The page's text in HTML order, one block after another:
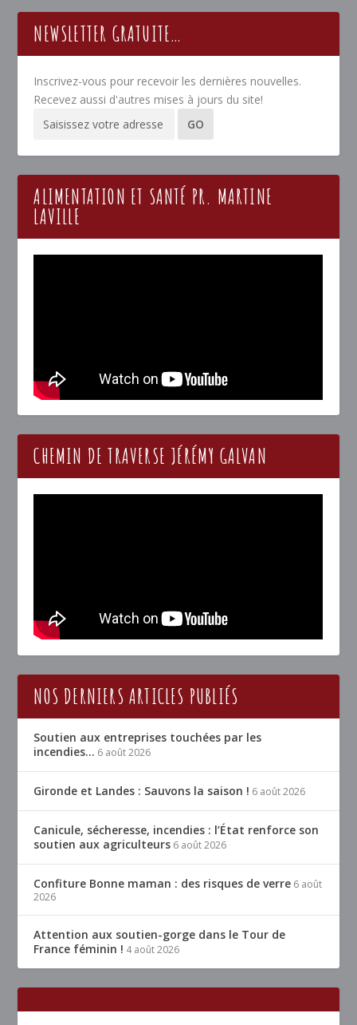
NEWSLETTER GRATUITE…
Inscrivez-vous pour recevoir les dernières nouvelles.
Recevez aussi d'autres mises à jours du site!
ALIMENTATION ET SANTÉ PR. MARTINE
LAVILLE
CHEMIN DE TRAVERSE JÉRÉMY GALVAN
NOS DERNIERS ARTICLES PUBLIÉS
Soutien aux entreprises touchées par les
incendies… 6 août 2026
Gironde et Landes : Sauvons la saison ! 6 août 2026
Canicule, sécheresse, incendies : l’État renforce son
soutien aux agriculteurs 6 août 2026
Confiture Bonne maman : des risques de verre 6 août
2026
Attention aux soutien-gorge dans le Tour de
France féminin ! 4 août 2026